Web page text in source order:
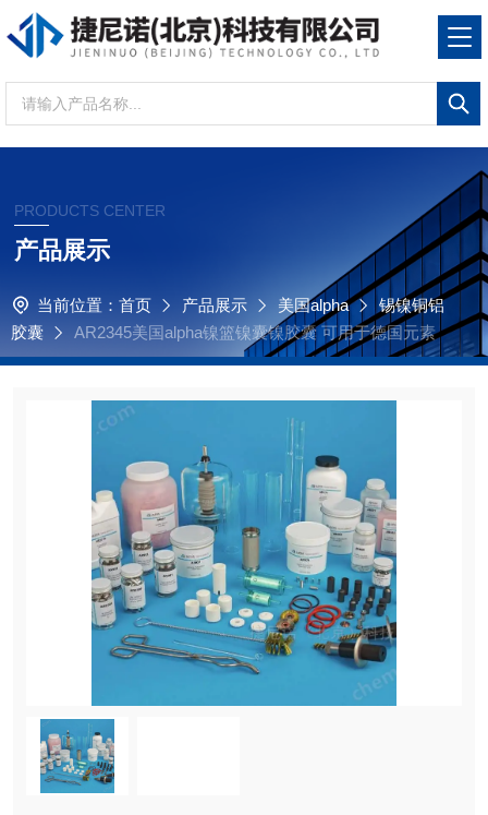
PRODUCTS CENTER
产品展示
当前位置： 首页 产品展示 美国alpha
锡镍铜铝
胶囊
AR2345美国alpha镍篮镍囊镍胶囊 可用于德国元素